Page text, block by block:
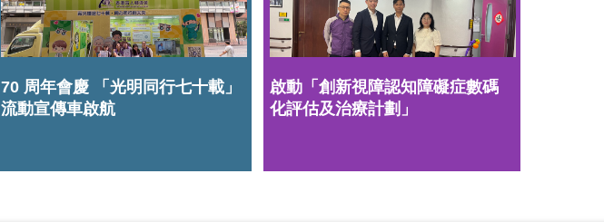
70 周年會慶 「光明同行七十載」
流動宣傳車啟航
啟動「創新視障認知障礙症數碼
化評估及治療計劃」